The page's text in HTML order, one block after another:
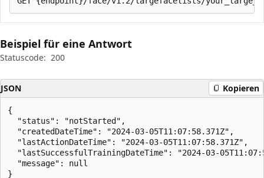
Beispiel für eine Antwort
Statuscode: 200
JSON Kopieren
{
  "status": "notStarted",
  "createdDateTime": "2024-03-05T11:07:58.371Z",
  "lastActionDateTime": "2024-03-05T11:07:58.371Z",
"lastSuccessfulTrainingDateTime": "2024-03-
  "message": null
}